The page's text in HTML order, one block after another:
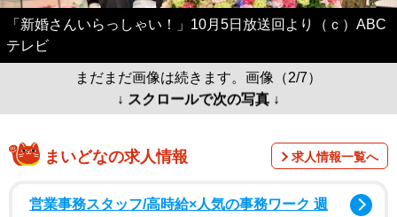
「新婚さんいらっしゃい！」10月5日放送回より（ｃ）ABC
テレビ
まだまだ画像は続きます。画像（2/7）
↓ スクロールで次の写真 ↓
まいどなの求人情報 求人情報一覧へ
営業事務スタッフ/高時給×人気の事務ワーク 週